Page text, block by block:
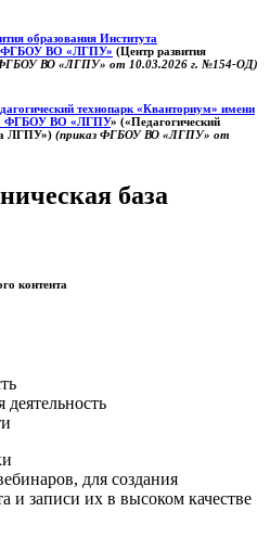
образования Института
ФГБОУ ВО «ЛГПУ» (Центр развития
ВО «ЛГПУ» от 10.03.2026 г. №154-ОД)
технопарк «Кванториум» имени
ФГБОУ ВО «ЛГПУ» («Педагогический
ЛГПУ») (приказ ФГБОУ ВО «ЛГПУ» от
база
контента
для создания
и записи их в высоком качестве